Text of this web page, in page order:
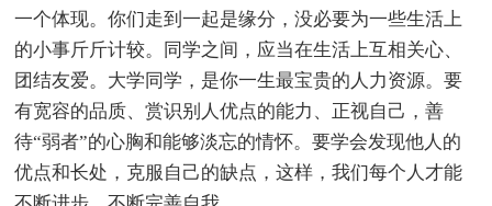
一个体现。你们走到一起是缘分，没必要为一些生活上
的小事斤斤计较。同学之间，应当在生活上互相关心、
团结友爱。大学同学，是你一生最宝贵的人力资源。要
有宽容的品质、赏识别人优点的能力、正视自己，善
待“弱者”的心胸和能够淡忘的情怀。要学会发现他人的
优点和长处，克服自己的缺点，这样，我们每个人才能